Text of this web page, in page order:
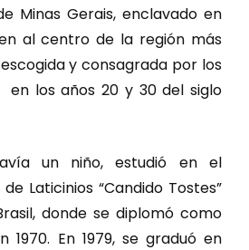
Minas Gerais, enclavado en
al centro de la región más
y consagrada por los
en los años 20 y 30 del siglo
un niño, estudió en el
Laticinios “Candido Tostes”
donde se diplomó como
1970. En 1979, se graduó en